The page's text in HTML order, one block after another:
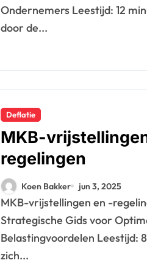
Ondernemers Leestijd: 12
door de...
Deflatie
MKB-
regelingen
Koen Bakker jun 3, 2025
MKB-vrijstellingen en -regelingen: Uw
Strategische Gids voor
Belastingvoordelen Leestijd:
zich...